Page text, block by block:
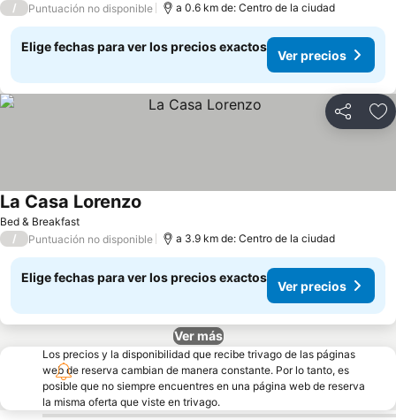
/ Puntuación no disponible a 0.6 km de: Centro de la ciudad
Elige fechas para ver los precios exactos
Ver precios
Compartir
Bed & Breakfast
La Casa Lorenzo
/ Puntuación no disponible a 3.9 km de: Centro de la ciudad
Elige fechas para ver los precios exactos
Ver precios
Ver más
Los precios y la disponibilidad que recibe trivago de las páginas
web de reserva cambian de manera constante. Por lo tanto, es
posible que no siempre encuentres en una página web de reserva
la misma oferta que viste en trivago.